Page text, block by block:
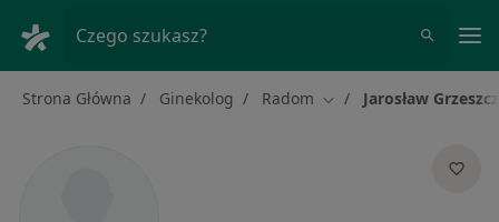
Czego szukasz?
Strona Główna Ginekolog Radom Zmień miasto
Jarosław